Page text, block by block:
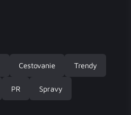
Cestovanie Trendy
PR Spravy